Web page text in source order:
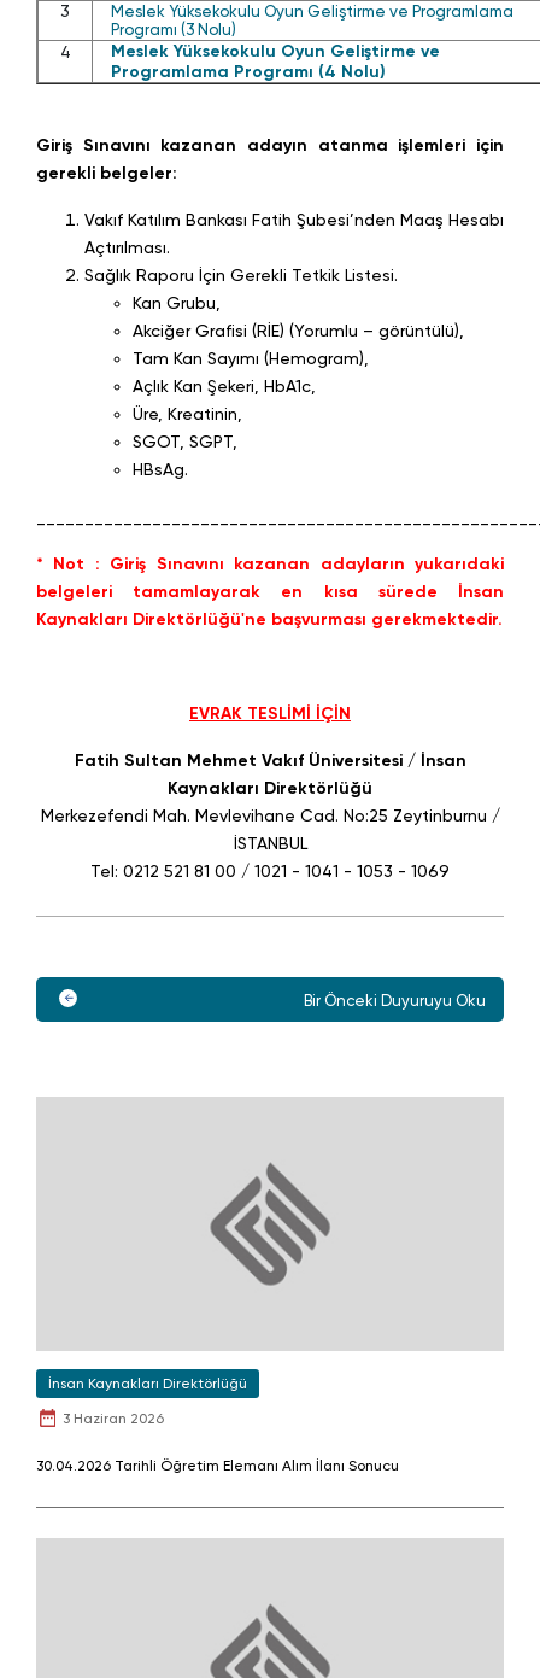
3
Meslek Yüksekokulu Oyun Geliştirme ve Programlama
Programı (3 Nolu)
4
Meslek Yüksekokulu Oyun Geliştirme ve
Programlama Programı (4 Nolu)
Giriş Sınavını kazanan adayın atanma işlemleri için
gerekli belgeler:
Vakıf Katılım Bankası Fatih Şubesi’nden Maaş Hesabı
Açtırılması.
Sağlık Raporu İçin Gerekli Tetkik Listesi.
Kan Grubu,
Akciğer Grafisi (RİE) (Yorumlu – görüntülü),
Tam Kan Sayımı (Hemogram),
Açlık Kan Şekeri, HbA1c,
Üre, Kreatinin,
SGOT, SGPT,
HBsAg.
* Not : Giriş Sınavını kazanan adayların yukarıdaki
belgeleri tamamlayarak en kısa sürede İnsan
Kaynakları Direktörlüğü'ne başvurması gerekmektedir.
EVRAK TESLİMİ İÇİN
Fatih Sultan Mehmet Vakıf Üniversitesi / İnsan
Kaynakları Direktörlüğü
Merkezefendi Mah. Mevlevihane Cad. No:25 Zeytinburnu /
İSTANBUL
Tel: 0212 521 81 00 / 1021 - 1041 - 1053 - 1069
Bir Önceki Duyuruyu Oku
İnsan Kaynakları Direktörlüğü
3 Haziran 2026
30.04.2026 Tarihli Öğretim Elemanı Alım İlanı Sonucu